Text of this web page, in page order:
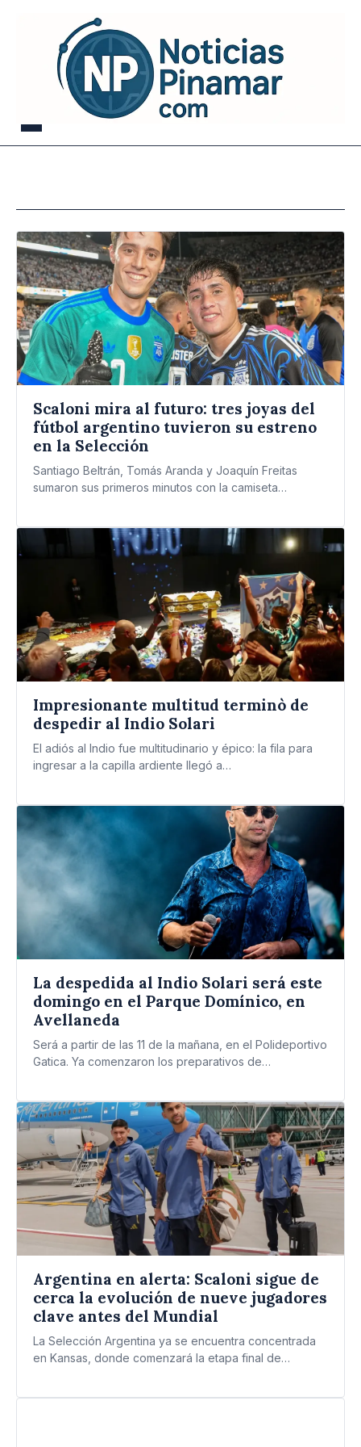
Scaloni mira al futuro: tres joyas del
fútbol argentino tuvieron su estreno
en la Selección
Santiago Beltrán, Tomás Aranda y Joaquín Freitas
sumaron sus primeros minutos con la camiseta
Impresionante multitud terminò de
despedir al Indio Solari
El adiós al Indio fue multitudinario y épico: la fila para
ingresar a la capilla ardiente llegó a…
La despedida al Indio Solari será este
domingo en el Parque Domínico, en
Avellaneda
Será a partir de las 11 de la mañana, en el Polideportivo
Gatica. Ya comenzaron los preparativos de…
Argentina en alerta: Scaloni sigue de
cerca la evolución de nueve jugadores
clave antes del Mundial
La Selección Argentina ya se encuentra concentrada
en Kansas, donde comenzará la etapa final de